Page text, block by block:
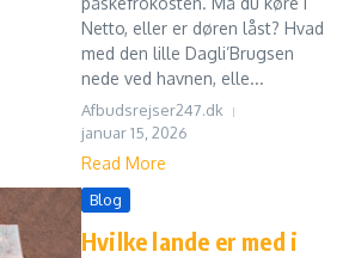
Netto, eller er døren låst? Hvad
med den lille Dagli’Brugsen
nede ved havnen, elle...
Afbudsrejser247.dk
januar 15, 2026
Read More
Blog
Hvilke lande er med i